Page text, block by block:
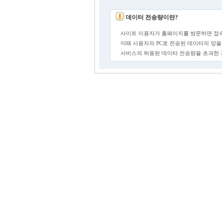
데이터 전송량이란?
사이트 이용자가 홈페이지를 방문하면 접
이때 사용자의 PC로 전송된 데이터의 양
서비스의 허용된 데이터 전송량을 초과